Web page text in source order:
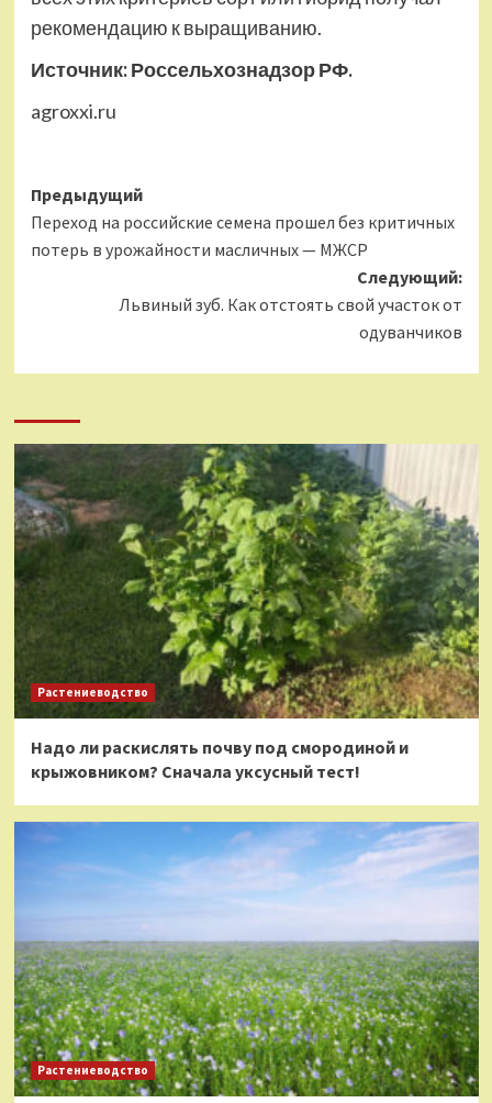
рекомендацию к выращиванию.
Источник:Россельхознадзор РФ.
agroxxi.ru
Навигация
записи
Предыдущий
Переход на российские семена прошел без критичных
потерь в урожайности масличных — МЖСР
Следующий:
Львиный зуб. Как отстоять свой участок от
одуванчиков
Растениеводство
Надо ли раскислять почву под смородиной и
крыжовником? Сначала уксусный тест!
Растениеводство